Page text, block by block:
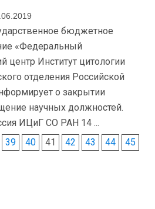
бюджетное
«Федеральный
центр Институт цитологии
отделения Российской
о закрытии
научных должностей.
ИЦиГ СО РАН 14 ...
39 40 41 42 43 44
45